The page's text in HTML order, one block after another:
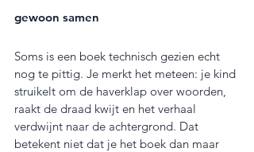
gewoon samen
Soms is een boek technisch gezien echt
nog te pittig. Je merkt het meteen: je kind
struikelt om de haverklap over woorden,
raakt de draad kwijt en het verhaal
verdwijnt naar de achtergrond. Dat
betekent niet dat je het boek dan maar